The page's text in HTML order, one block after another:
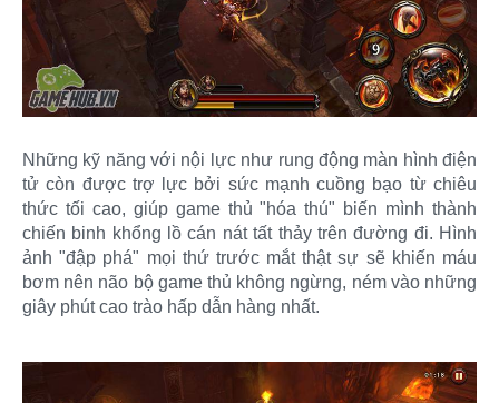
Những kỹ năng với nội lực như rung động màn hình điện
tử còn được trợ lực bởi sức mạnh cuồng bạo từ chiêu
thức tối cao, giúp game thủ "hóa thú" biến mình thành
chiến binh khổng lồ cán nát tất thảy trên đường đi. Hình
ảnh "đập phá" mọi thứ trước mắt thật sự sẽ khiến máu
bơm nên não bộ game thủ không ngừng, ném vào những
giây phút cao trào hấp dẫn hàng nhất.